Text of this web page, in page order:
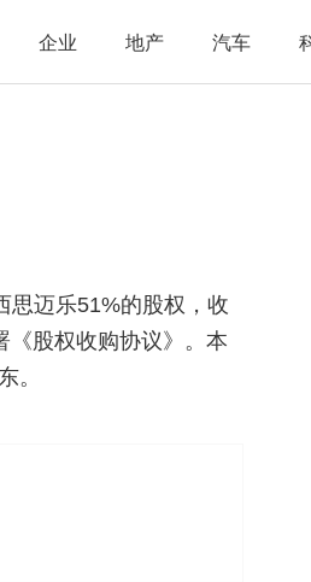
企业 地产 汽车
思迈乐51%的股权，收
《股权收购协议》。本
。